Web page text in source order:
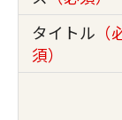
タイトル （
須）